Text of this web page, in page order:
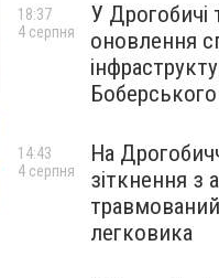
У Дрогобичі
оновлення
Боберського
18:37
4 серпня
На
зіткнення з
легковика
14:43
4 серпня